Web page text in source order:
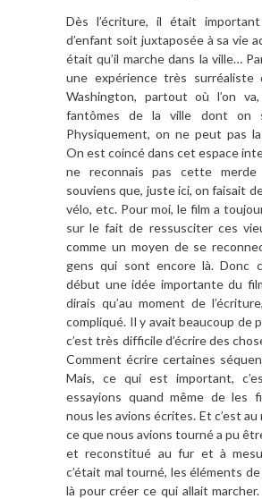
Dès l’écriture, il était
d’enfant soit juxtaposée à sa vie
était qu’il marche dans la ville…
une expérience très surréaliste
Washington, partout où l’on
fantômes de la ville dont on
Physiquement, on ne peut pas
On est coincé dans cet espace
ne reconnais pas cette
souviens que, juste ici, on faisait
vélo, etc. Pour moi, le film a
sur le fait de ressusciter ces
comme un moyen de se
gens qui sont encore là. Donc
début une idée importante du
dirais qu’au moment de
compliqué. Il y avait beaucoup de
c’est très difficile d’écrire des
Comment écrire certaines
Mais, ce qui est important,
essayions quand même de les
nous les avions écrites. Et c’est
ce que nous avions tourné a pu
et reconstitué au fur et à
c’était mal tourné, les éléments
là pour créer ce qui allait